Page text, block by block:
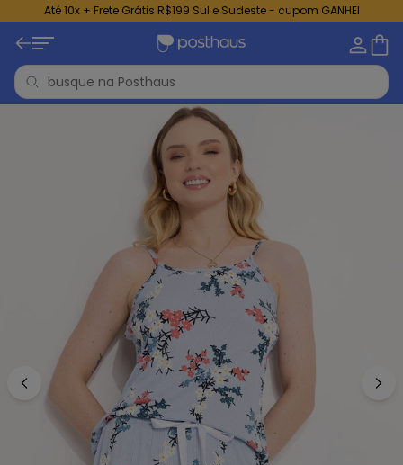
Até 10x + Frete Grátis R$199 Sul e Sudeste - cupom GANHEI